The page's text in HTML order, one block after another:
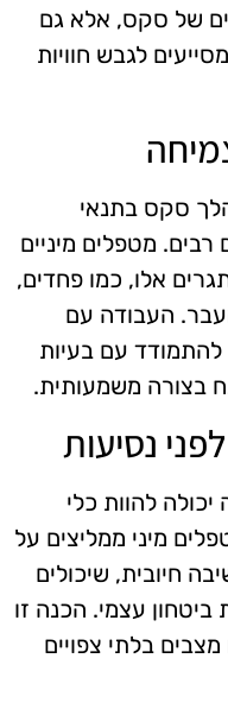
של סקס, אלא גם
לגבש חוויות
סקס בתנאי
מטפלים מיניים
אלו, כמו פחדים,
העבודה עם
עם בעיות
בצורה משמעותית.
נסיעות
להוות כלי
מיני ממליצים על
חיובית, שיכולים
ביטחון עצמי. הכנה זו
בלתי צפויים